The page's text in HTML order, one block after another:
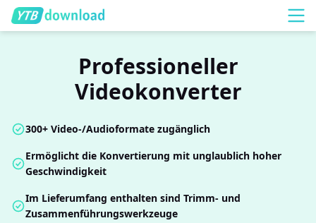
Professioneller
Videokonverter
300+ Video-/Audioformate zugänglich
Ermöglicht die Konvertierung mit unglaublich hoher
Geschwindigkeit
Im Lieferumfang enthalten sind Trimm- und
Zusammenführungswerkzeuge